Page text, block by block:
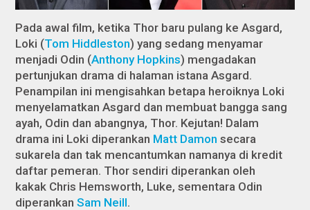
Pada awal film, ketika Thor baru pulang ke Asgard,
Loki (Tom Hiddleston) yang sedang menyamar
menjadi Odin (Anthony Hopkins) mengadakan
pertunjukan drama di halaman istana Asgard.
Penampilan ini mengisahkan betapa heroiknya Loki
menyelamatkan Asgard dan membuat bangga sang
ayah, Odin dan abangnya, Thor. Kejutan! Dalam
drama ini Loki diperankan Matt Damon secara
sukarela dan tak mencantumkan namanya di kredit
daftar pemeran. Thor sendiri diperankan oleh
kakak Chris Hemsworth, Luke, sementara Odin
diperankanSam Neill.